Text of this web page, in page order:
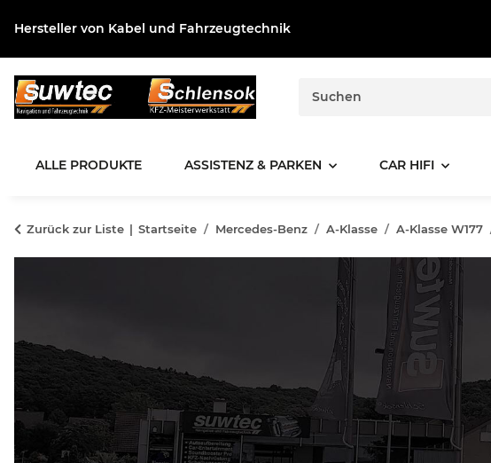
Hersteller von Kabel und Fahrzeugtechnik
ALLE PRODUKTE ASSISTENZ & PARKEN CAR HIFI
Zurück zur Liste Startseite Mercedes-Benz A-Klasse A-Klasse W177